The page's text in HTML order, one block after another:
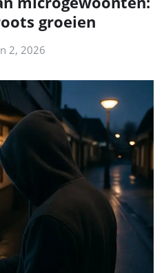
groeien
2, 2026